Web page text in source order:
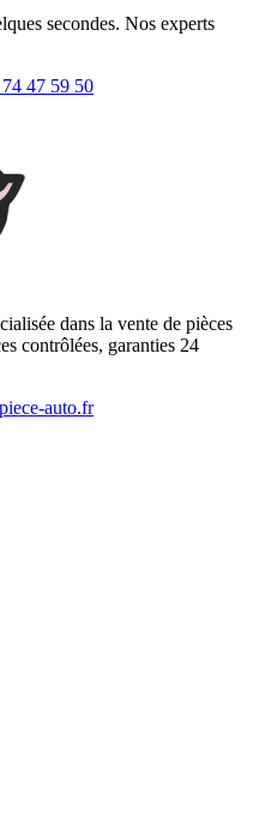
secondes. Nos experts
47 59 50
dans la vente de pièces
contrôlées, garanties 24
auto.fr